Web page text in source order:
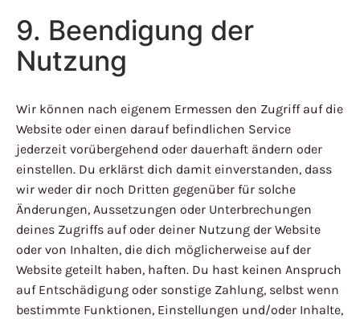
9. Beendigung der
Nutzung
Wir können nach eigenem Ermessen den Zugriff auf die
Website oder einen darauf befindlichen Service
jederzeit vorübergehend oder dauerhaft ändern oder
einstellen. Du erklärst dich damit einverstanden, dass
wir weder dir noch Dritten gegenüber für solche
Änderungen, Aussetzungen oder Unterbrechungen
deines Zugriffs auf oder deiner Nutzung der Website
oder von Inhalten, die dich möglicherweise auf der
Website geteilt haben, haften. Du hast keinen Anspruch
auf Entschädigung oder sonstige Zahlung, selbst wenn
bestimmte Funktionen, Einstellungen und/oder Inhalte,